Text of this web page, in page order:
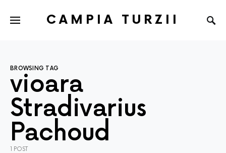
CAMPIA TURZII
BROWSING TAG
vioara
Stradivarius
Pachoud
1 POST